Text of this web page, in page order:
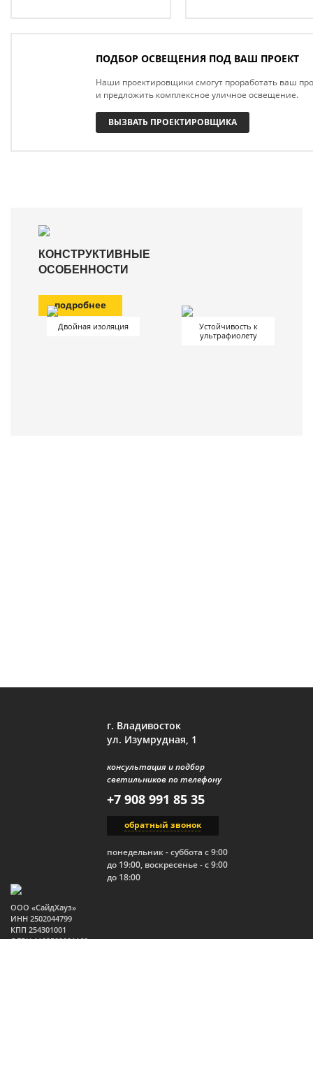
ПОДБОР ОСВЕЩЕНИЯ ПОД ВАШ ПРОЕКТ
Наши проектировщики смогут проработать ваш
и предложить комплексное уличное освещение.
ВЫЗВАТЬ ПРОЕКТИРОВЩИКА
КОНСТРУКТИВНЫЕ
ОСОБЕННОСТИ
подробнее
Двойная изоляция
Устойчивость к
ультрафиолету
г. Владивосток
ул. Изумрудная, 1
консультация и подбор
светильников по телефону
+7 908 991 85 35
обратный звонок
понедельник - суббота с 9:00
до 19:00, воскресенье - с 9:00
до 18:00
ООО «СайдХауз»
ИНН 2502044799
КПП 254301001
ОГРН 1122502001160